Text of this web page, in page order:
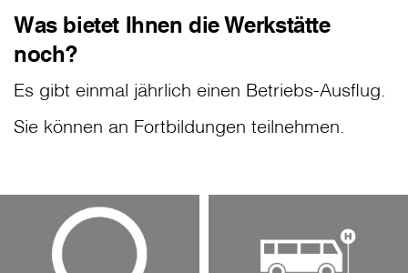
Was bietet Ihnen die Werkstätte
noch?
Es gibt einmal jährlich einen Betriebs-Ausflug.
Sie können an Fortbildungen teilnehmen.